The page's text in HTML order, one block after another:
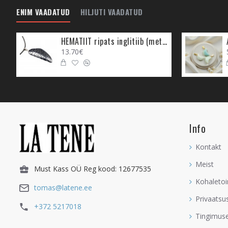
- Aitab üle saada
- Aitab andestada
jaoks, keda on
- Lumiobsidiaani süda
võitlema hakata.
Lumiobsidiaani
- Lumiobsidiaan on
see ongi tema kõige
energiaid sinu
ENIM VAADATUD HILJUTI VAADATUD
HEMATIIT ripats inglitiib (metall)
13.70€
Must Kass OÜ Reg kood: 12677535
tomas@latene.ee
+372 5217018
Info
Kontakt
Meist